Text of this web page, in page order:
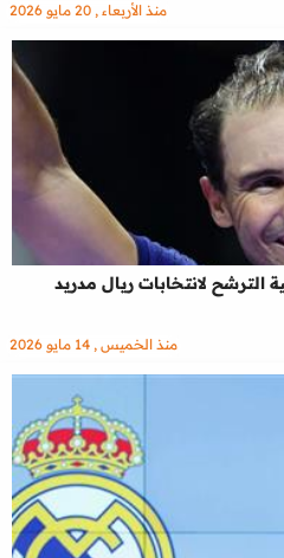
منذ الأربعاء , 20 مايو 2026
لانتخابات ريال مدريد
منذ الخميس , 14 مايو 2026